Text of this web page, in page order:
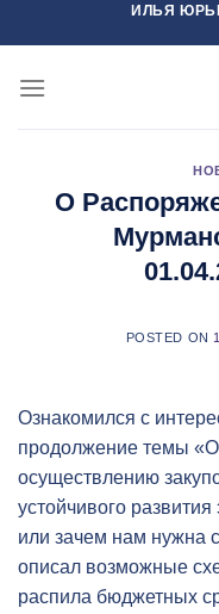
to
ИЛЬЯ
О
POSTED ON
Ознакомился с
продолжение темы
осуществлению
устойчивого
или зачем нам нужна
описал возможные
распила бюджетных